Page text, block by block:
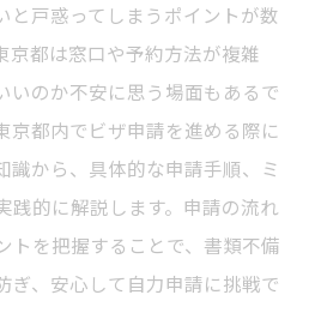
と戸惑ってしまうポイントが数
京都は窓口や予約方法が複雑
いのか不安に思う場面もあるで
京都内でビザ申請を進める際に
識から、具体的な申請手順、ミ
践的に解説します。申請の流れ
トを把握することで、書類不備
ぎ、安心して自力申請に挑戦で